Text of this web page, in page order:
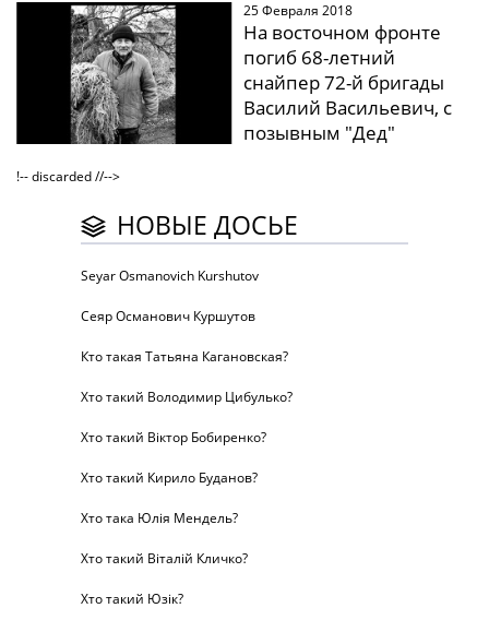
25 Февраля 2018
На восточном фронте
погиб 68-летний
снайпер 72-й бригады
Василий Васильевич, с
позывным "Дед"
!-- discarded //-->
НОВЫЕ ДОСЬЕ
Seyar Osmanovich Kurshutov
Сеяр Османович Куршутов
Кто такая Татьяна Кагановская?
Хто такий Володимир Цибулько?
Хто такий Віктор Бобиренко?
Хто такий Кирило Буданов?
Хто така Юлія Мендель?
Хто такий Віталій Кличко?
Хто такий Юзік?